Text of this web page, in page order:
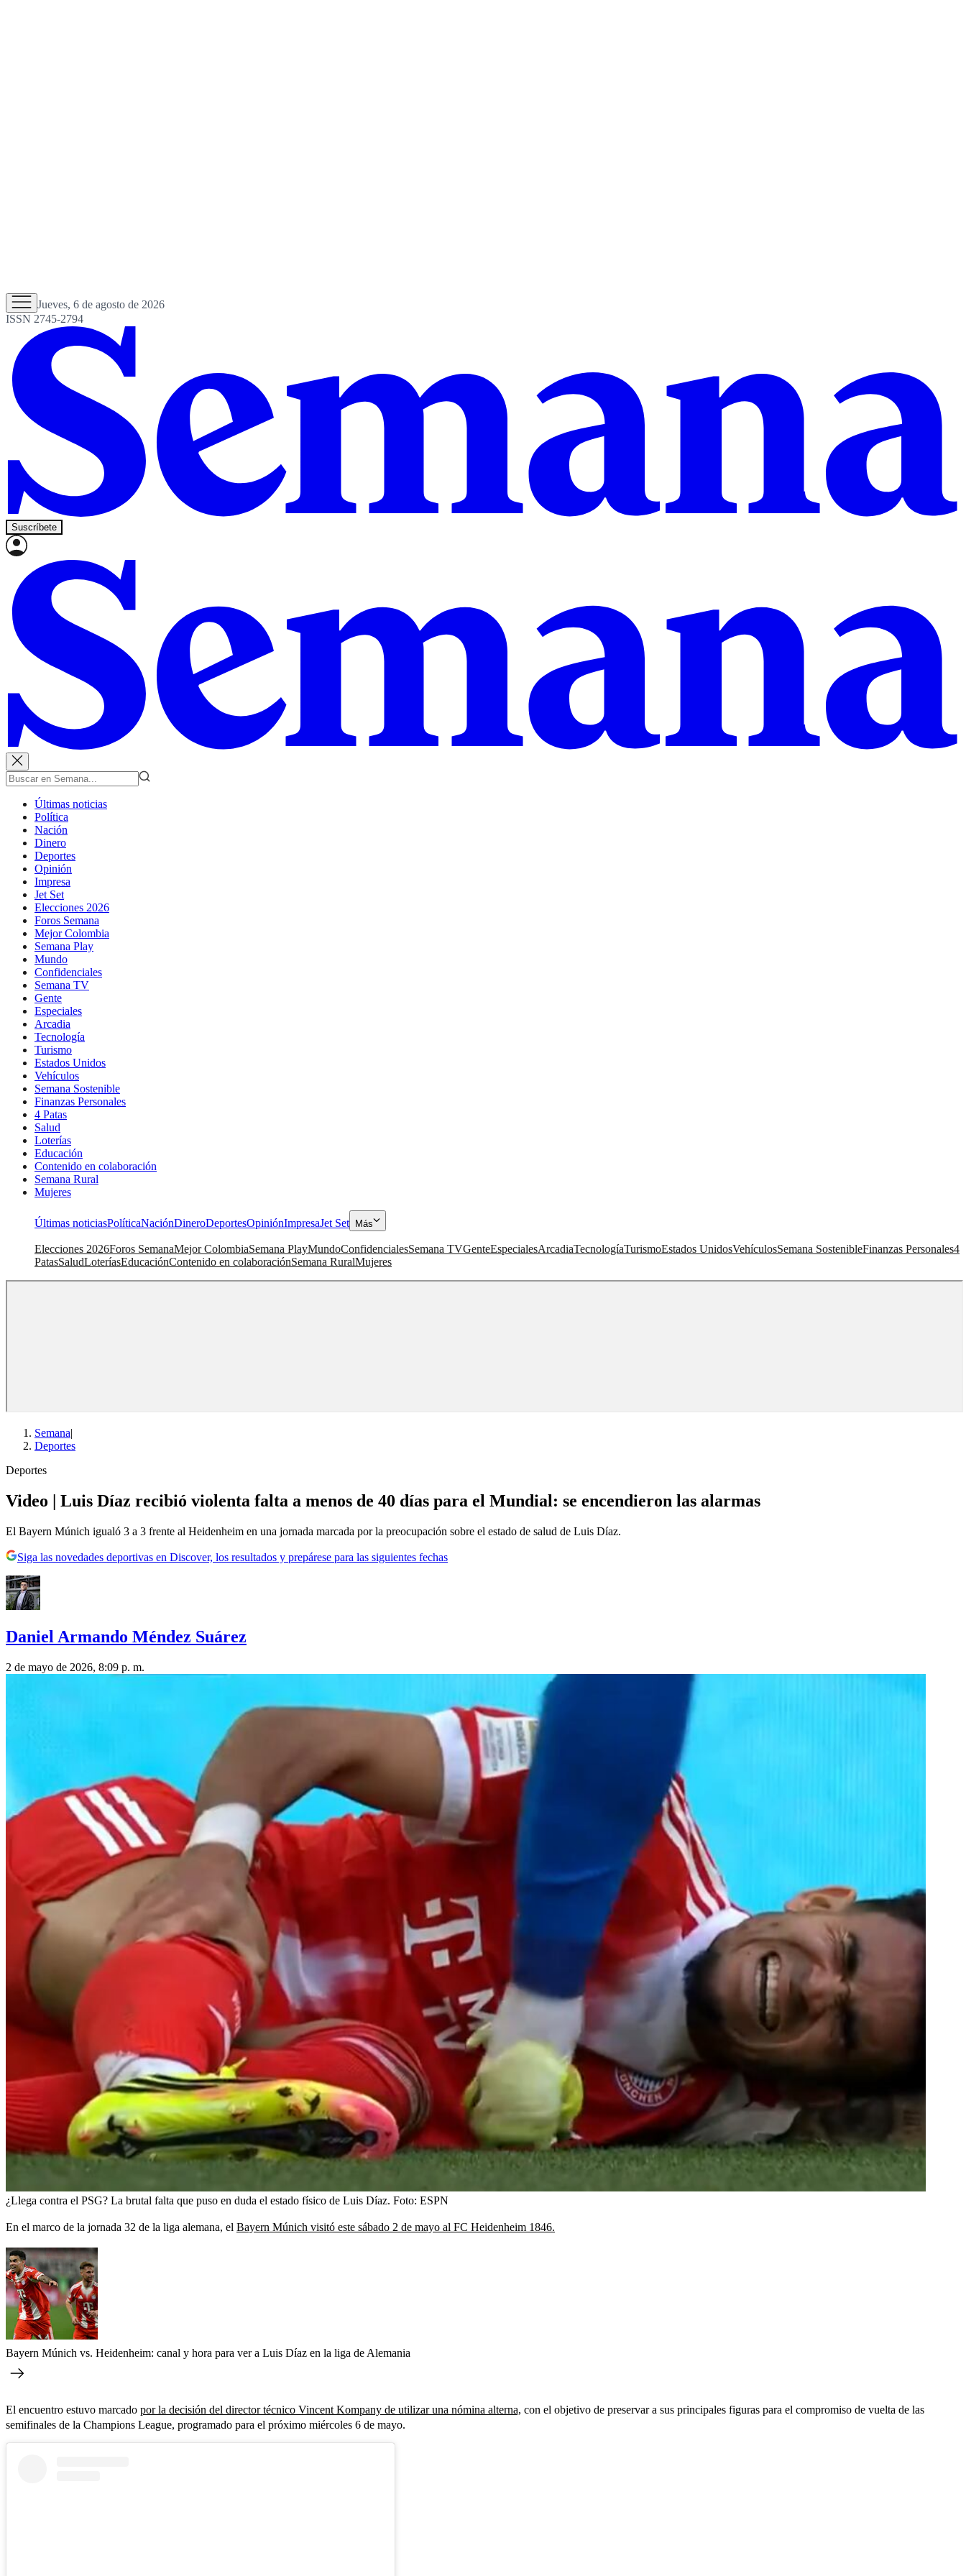
Jueves, 6 de agosto de 2026
ISSN 2745-2794
Suscríbete
Últimas noticias
Política
Nación
Dinero
Deportes
Opinión
Impresa
Jet Set
Elecciones 2026
Foros Semana
Mejor Colombia
Semana Play
Mundo
Confidenciales
Semana TV
Gente
Especiales
Arcadia
Tecnología
Turismo
Estados Unidos
Vehículos
Semana Sostenible
Finanzas Personales
4 Patas
Salud
Loterías
Educación
Contenido en colaboración
Semana Rural
Mujeres
Últimas noticiasPolíticaNaciónDineroDeportesOpiniónImpresaJet Set Más
Elecciones 2026Foros SemanaMejor ColombiaSemana PlayMundoConfidencialesSemana TVGenteEspecialesArcadiaTecnologíaTurismoEstados UnidosVehículosSemana SostenibleFinanzas Personales4
PatasSaludLoteríasEducaciónContenido en colaboraciónSemana RuralMujeres
Semana|
Deportes
Deportes
Video | Luis Díaz recibió violenta falta a menos de 40 días para el Mundial: se encendieron las alarmas
El Bayern Múnich igualó 3 a 3 frente al Heidenheim en una jornada marcada por la preocupación sobre el estado de salud de Luis Díaz.
Siga las novedades deportivas en Discover, los resultados y prepárese para las siguientes fechas
Daniel Armando Méndez Suárez
2 de mayo de 2026, 8:09 p. m.
¿Llega contra el PSG? La brutal falta que puso en duda el estado físico de Luis Díaz. Foto: ESPN
En el marco de la jornada 32 de la liga alemana, el Bayern Múnich visitó este sábado 2 de mayo al FC Heidenheim 1846.
Bayern Múnich vs. Heidenheim: canal y hora para ver a Luis Díaz en la liga de Alemania
El encuentro estuvo marcado por la decisión del director técnico Vincent Kompany de utilizar una nómina alterna, con el objetivo de preservar a sus principales figuras para el compromiso de vuelta de las
semifinales de la Champions League, programado para el próximo miércoles 6 de mayo.